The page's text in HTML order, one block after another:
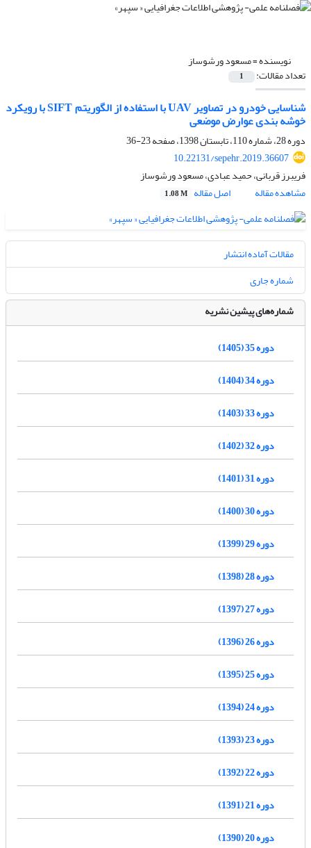
نویسنده =مسعود ورشوساز
تعداد مقالات: 1
شناسایی خودرو در تصاویر UAV با استفاده از الگوریتم SIFT با رویکرد
خوشه بندی عوارض موضعی
دوره 28، شماره 110، تابستان 1398، صفحه
23-36
10.22131/sepehr.2019.36607
فریبرز قربانی، حمید عبادی، مسعود ورشوساز
مشاهده مقاله
اصل مقاله 1.08 M
مقالات آماده انتشار
شماره جاری
شماره‌های پیشین نشریه
دوره 35 (1405)
دوره 34 (1404)
دوره 33 (1403)
دوره 32 (1402)
دوره 31 (1401)
دوره 30 (1400)
دوره 29 (1399)
دوره 28 (1398)
دوره 27 (1397)
دوره 26 (1396)
دوره 25 (1395)
دوره 24 (1394)
دوره 23 (1393)
دوره 22 (1392)
دوره 21 (1391)
دوره 20 (1390)